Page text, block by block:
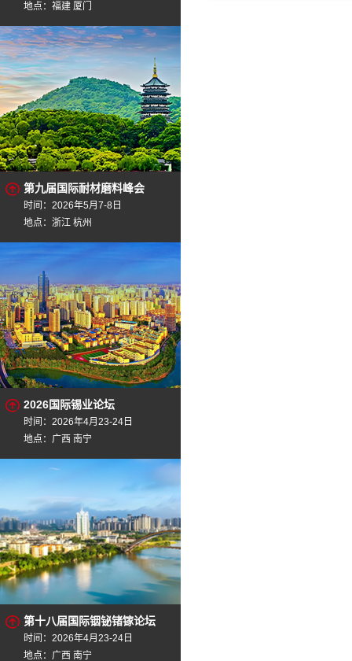
地点：福建 厦门
第九届国际耐材磨料峰会
时间：2026年5月7-8日
地点：浙江 杭州
2026国际锡业论坛
时间：2026年4月23-24日
地点：广西 南宁
第十八届国际铟铋锗镓论坛
时间：2026年4月23-24日
地点：广西 南宁